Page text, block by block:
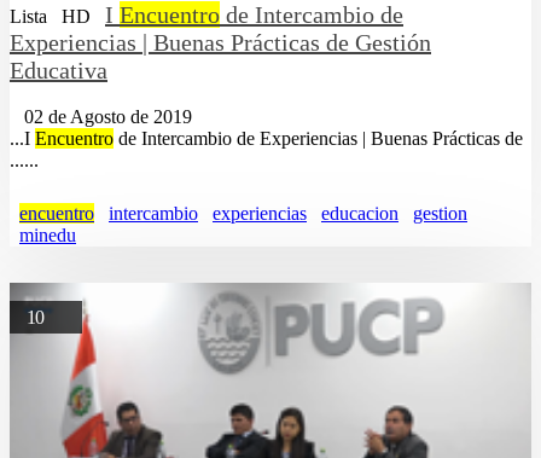
Lista HD I Encuentro de Intercambio de
Experiencias | Buenas Prácticas de Gestión
Educativa
02 de Agosto de 2019
...I Encuentro de Intercambio de Experiencias | Buenas Prácticas de
......
encuentro intercambio experiencias educacion
gestion
minedu
10